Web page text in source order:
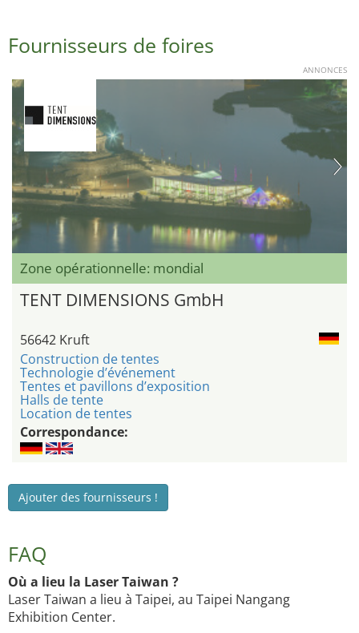
Fournisseurs de foires
ANNONCES
Zone opérationnelle: mondial
TENT DIMENSIONS GmbH
56642 Kruft
Construction de tentes
Technologie d’événement
Tentes et pavillons d’exposition
Halls de tente
Location de tentes
Correspondance:
Ajouter des fournisseurs !
FAQ
Où a lieu la Laser Taiwan ?
Laser Taiwan a lieu à Taipei, au Taipei Nangang
Exhibition Center.